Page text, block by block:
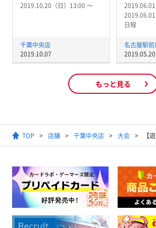
2019.10.20（日）13:00 〜
千葉中央店
2019.10.07
日程
名古屋駅前
2019.05.20
もっと見る
TOP 店舗 千葉中央店 大会 【遊